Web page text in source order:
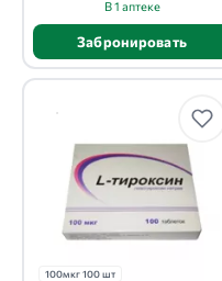
В 1 аптеке
Забронировать
100мкг 100 шт